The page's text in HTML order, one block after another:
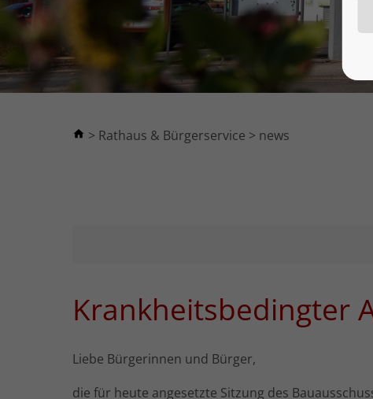
Rathaus & Bürgerservice news
Krankheitsbedingter
Liebe Bürgerinnen und Bürger,
die für heute angesetzte Sitzung des